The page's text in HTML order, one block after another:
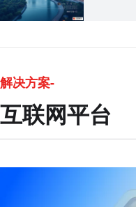
解决方案-
互联网平台